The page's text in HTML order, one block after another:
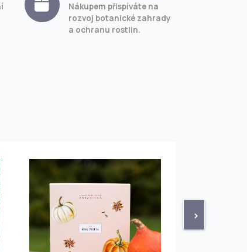
Nákupem přispíváte na
rozvoj botanické zahrady
a ochranu rostlin.
>